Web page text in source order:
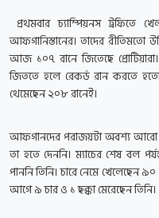
প্রথমবার চ্যাম্পিয়নস
আফগানিস্তানের। তাদের রীতিমতো
আজ ১০৭ রানে জিতেছে
জিততে হলে রেকর্ড রান করতে
থেমেছেন ২০৮ রানেই।
আফগানদের পরাজয়টা অবশ্য আরো
তা হতে দেননি। ম্যাচের শেষ বল
পাননি তিনি। চারে নেমে খেলেছেন
আগে ৯ চার ও ১ ছক্কা মেরেছেন তিনি।